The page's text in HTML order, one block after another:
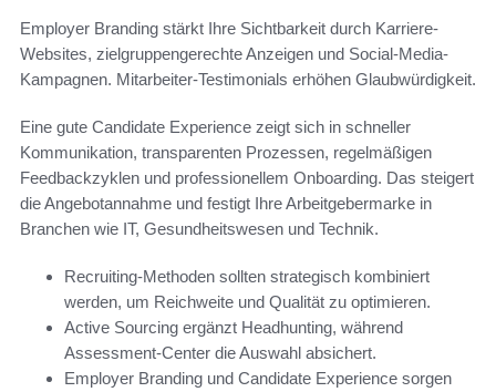
Employer Branding stärkt Ihre Sichtbarkeit durch Karriere-
Websites, zielgruppengerechte Anzeigen und Social-Media-
Kampagnen. Mitarbeiter-Testimonials erhöhen Glaubwürdigkeit.
Eine gute Candidate Experience zeigt sich in schneller
Kommunikation, transparenten Prozessen, regelmäßigen
Feedbackzyklen und professionellem Onboarding. Das steigert
die Angebotannahme und festigt Ihre Arbeitgebermarke in
Branchen wie IT, Gesundheitswesen und Technik.
Recruiting-Methoden sollten strategisch kombiniert
werden, um Reichweite und Qualität zu optimieren.
Active Sourcing ergänzt Headhunting, während
Assessment-Center die Auswahl absichert.
Employer Branding und Candidate Experience sorgen